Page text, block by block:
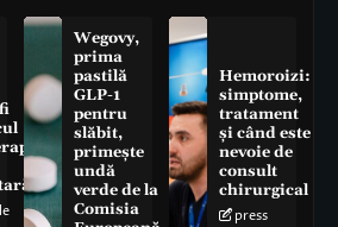
Wegovy,
prima
pastilă
GLP-1
pentru
slăbit,
primește
undă
verde de la
Comisia
Hemoroizi:
simptome,
tratament
și când este
nevoie de
consult
chirurgical
press